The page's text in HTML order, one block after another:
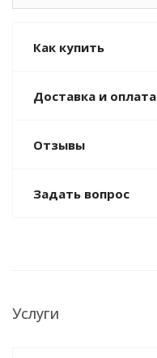
Как купить
Доставка и оплата
Отзывы
Задать вопрос
Услуги